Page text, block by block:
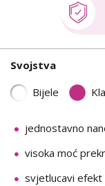
Svojstva
Bijele
jednostavno
visoka moć
svjetlucavi efekt